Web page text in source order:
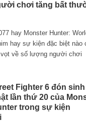
chơi tăng bất
hay Monster Hunter:
hay sự kiện đặc biệt nào
về số lượng người chơi
Fighter 6 đón sinh
lần thứ 20 của
trong sự kiện